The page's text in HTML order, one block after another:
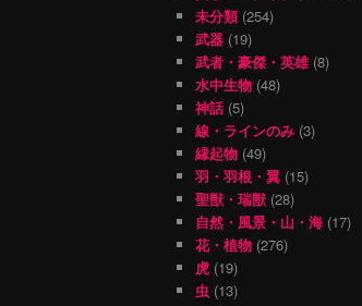
未分類(254)
武器 (19)
武者・豪傑・英雄(8)
水中生物 (48)
神話 (5)
線・ラインのみ (3)
縁起物 (49)
羽・羽根・翼 (15)
聖獣・瑞獣 (28)
自然・風景・山・海 (17)
花・植物 (276)
虎 (19)
虫 (13)